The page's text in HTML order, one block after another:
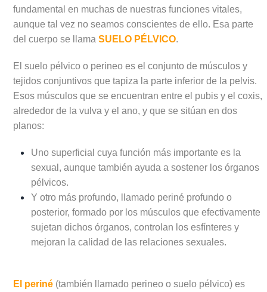
fundamental en muchas de nuestras funciones vitales,
aunque tal vez no seamos conscientes de ello. Esa parte
del cuerpo se llamaSUELO PÉLVICO.
El suelo pélvico o perineo es el conjunto de músculos y
tejidos conjuntivos que tapiza la parte inferior de la pelvis.
Esos músculos que se encuentran entre el pubis y el coxis,
alrededor de la vulva y el ano, y que se sitúan en dos
planos:
Uno superficial cuya función más importante es la
sexual, aunque también ayuda a sostener los órganos
pélvicos.
Y otro más profundo, llamado periné profundo o
posterior, formado por los músculos que efectivamente
sujetan dichos órganos, controlan los esfínteres y
mejoran la calidad de las relaciones sexuales.
El periné (también llamado perineo o suelo pélvico) es